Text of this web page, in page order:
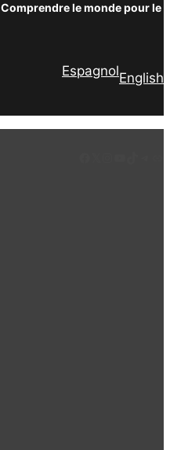
Comprendre le monde pour le
EspagnolEnglish